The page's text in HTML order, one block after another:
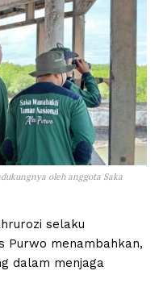
oleh anggota Saka
selaku
Purwo menambahkan,
dalam menjaga